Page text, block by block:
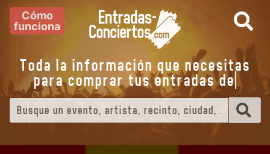
Cómo
funciona
Toda la información que necesitas
para comprar tus entradas deeve